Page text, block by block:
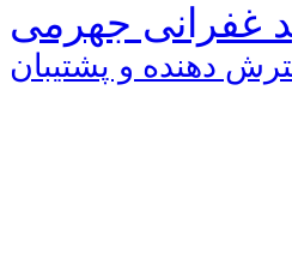
غفرانی جهرمی
دهنده و پشتیبان